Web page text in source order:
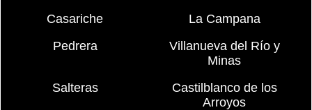
Casariche
La Campana
Pedrera
Villanueva del Río y
Minas
Salteras
Castilblanco de los
Arroyos